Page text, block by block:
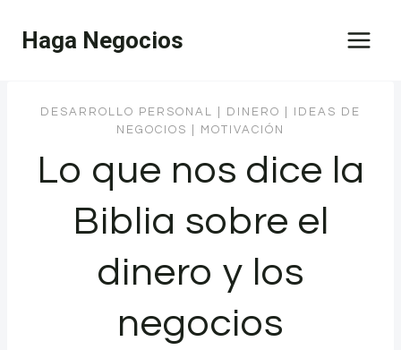
Haga Negocios
DESARROLLO PERSONAL DINERO
IDEAS DE
NEGOCIOS
MOTIVACIÓN
Lo que nos dice la
Biblia sobre el
dinero y los
negocios